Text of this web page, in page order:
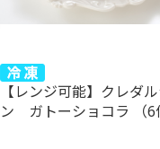
【レンジ可能】クレダ
ン ガトーショコラ （6